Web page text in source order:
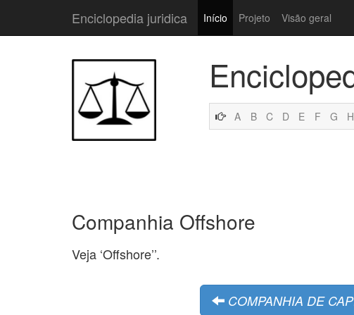
Enciclopedia juridica Início Projeto Visão geral
A B C D E F G H
Companhia Offshore
Veja ‘Offshore’’.
COMPANHIA DE